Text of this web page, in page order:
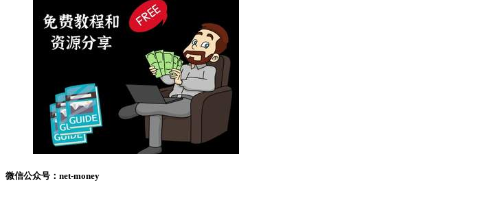
微信公众号：net-money